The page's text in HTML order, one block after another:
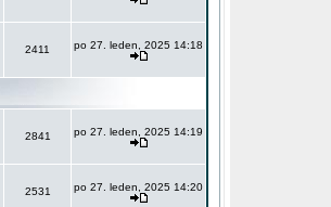
2411 po 27. leden, 2025 14:18
2841 po 27. leden, 2025 14:19
2531 po 27. leden, 2025 14:20